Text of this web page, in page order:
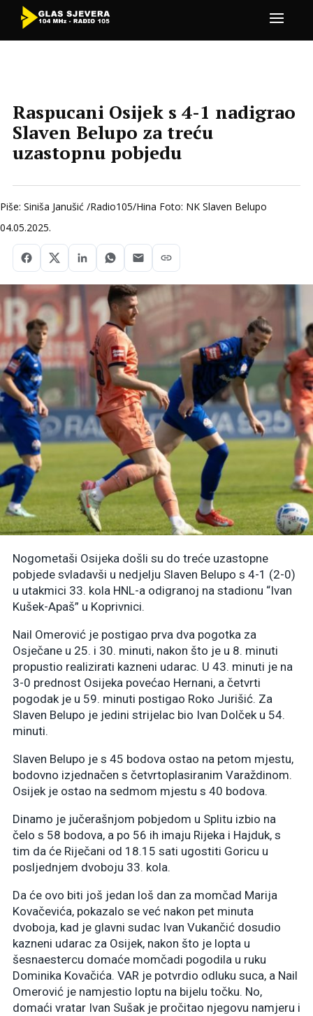
Raspucani Osijek s 4-1 nadigrao
Slaven Belupo za treću
uzastopnu pobjedu
Piše: Siniša Janušić /Radio105/Hina Foto: NK Slaven Belupo
04.05.2025.
Nogometaši Osijeka došli su do treće uzastopne
pobjede svladavši u nedjelju Slaven Belupo s 4-1 (2-0)
u utakmici 33. kola HNL-a odigranoj na stadionu “Ivan
Kušek-Apaš” u Koprivnici.
Nail Omerović je postigao prva dva pogotka za
Osječane u 25. i 30. minuti, nakon što je u 8. minuti
propustio realizirati kazneni udarac. U 43. minuti je na
3-0 prednost Osijeka povećao Hernani, a četvrti
pogodak je u 59. minuti postigao Roko Jurišić. Za
Slaven Belupo je jedini strijelac bio Ivan Dolček u 54.
minuti.
Slaven Belupo je s 45 bodova ostao na petom mjestu,
bodovno izjednačen s četvrtoplasiranim Varaždinom.
Osijek je ostao na sedmom mjestu s 40 bodova.
Dinamo je jučerašnjom pobjedom u Splitu izbio na
čelo s 58 bodova, a po 56 ih imaju Rijeka i Hajduk, s
tim da će Riječani od 18.15 sati ugostiti Goricu u
posljednjem dvoboju 33. kola.
Da će ovo biti još jedan loš dan za momčad Marija
Kovačevića, pokazalo se već nakon pet minuta
dvoboja, kad je glavni sudac Ivan Vukančić dosudio
kazneni udarac za Osijek, nakon što je lopta u
šesnaestercu domaće momčadi pogodila u ruku
Dominika Kovačića. VAR je potvrdio odluku suca, a Nail
Omerović je namjestio loptu na bijelu točku. No,
domaći vratar Ivan Sušak je pročitao njegovu namjeru i